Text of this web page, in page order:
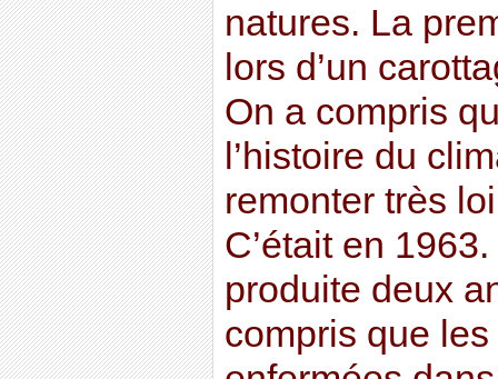
natures. La
lors d’un
On a compris
l’histoire du
remonter très
C’était en
produite deux
compris que les